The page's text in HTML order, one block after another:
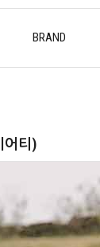
BRAND
어티)